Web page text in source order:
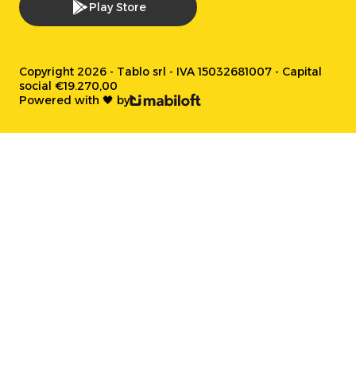
Play Store
Copyright 2026 - Tablo srl - IVA 15032681007 - Capital
social €19.270,00
Powered with 🖤 by